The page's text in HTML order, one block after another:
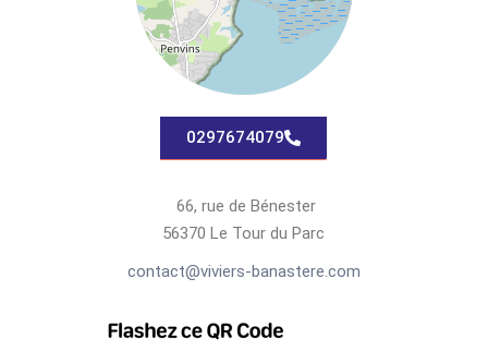
0297674079
66, rue de Bénester
56370 Le Tour du Parc
contact@viviers-banastere.com